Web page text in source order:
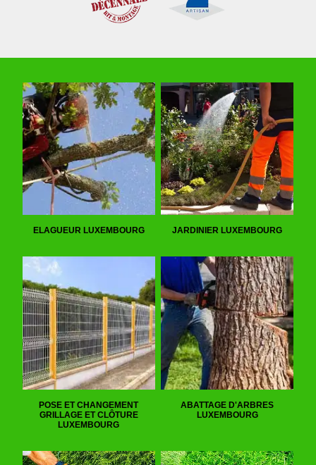
ELAGUEUR LUXEMBOURG JARDINIER LUXEMBOURG
POSE ET CHANGEMENT
GRILLAGE ET CLÔTURE
LUXEMBOURG
ABATTAGE D'ARBRES
LUXEMBOURG